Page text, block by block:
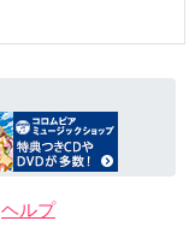
ヘルプ